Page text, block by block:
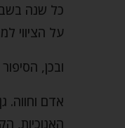
כל שנה
על הציווי
ובכן,
אדם וחווה.
האנוכיות,